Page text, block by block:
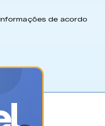
de acordo